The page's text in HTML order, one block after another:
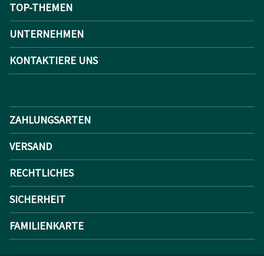
TOP-THEMEN
UNTERNEHMEN
KONTAKTIERE UNS
ZAHLUNGSARTEN
VERSAND
RECHTLICHES
SICHERHEIT
FAMILIENKARTE